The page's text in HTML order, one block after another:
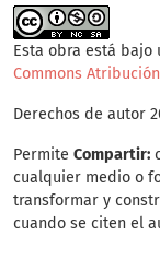
Esta obra está
Commons
Derechos de autor
Permite Compartir:
cualquier medio o
transformar y
cuando se citen el